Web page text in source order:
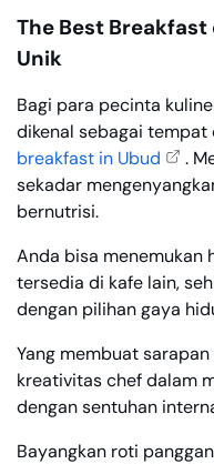
The Best
Unik
Bagi para pecinta
dikenal sebagai tempat
breakfast in Ubud
.
sekadar
bernutrisi.
Anda bisa menemukan
tersedia di kafe lain,
dengan pilihan gaya
Yang membuat
kreativitas chef dalam
dengan sentuhan
Bayangkan roti